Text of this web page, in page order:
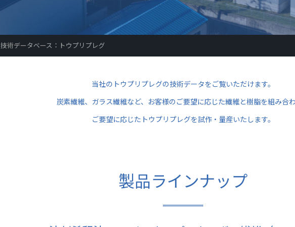
技術データベース：トウプリプレグ
当社のトウプリプレグの技術データをご覧いただけます。
炭素繊維、ガラス繊維など、お客様のご要望に応じた繊維と樹脂を組み合
ご要望に応じたトウプリプレグを試作・量産いたします。
製品ラインナップ